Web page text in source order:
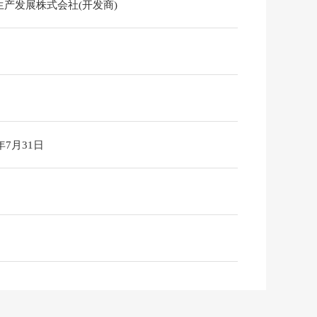
产发展株式会社(开发商)
7月31日